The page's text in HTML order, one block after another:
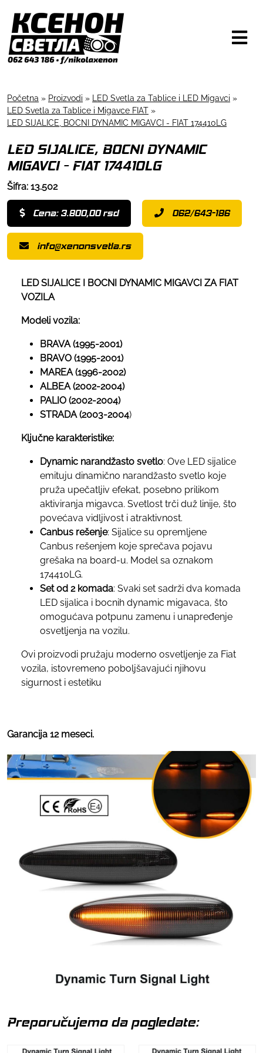
Početna » Proizvodi » LED Svetla za Tablice i LED Migavci »
LED Svetla za Tablice i Migavce FIAT »
LED SIJALICE, BOCNI DYNAMIC MIGAVCI - FIAT 174410LG
LED SIJALICE, BOCNI DYNAMIC
MIGAVCI - FIAT 174410LG
Šifra: 13.502
Cena: 3.800,00 rsd 062/643-186
info@xenonsvetla.rs
LED SIJALICE I BOCNI DYNAMIC MIGAVCI ZA FIAT
VOZILA
Modeli vozila:
BRAVA (1995-2001)
BRAVO (1995-2001)
MAREA (1996-2002)
ALBEA (2002-2004)
PALIO (2002-2004)
STRADA (2003-2004)
Ključne karakteristike:
Dynamic narandžasto svetlo: Ove LED sijalice
emituju dinamično narandžasto svetlo koje
pruža upečatljiv efekat, posebno prilikom
aktiviranja migavca. Svetlost trči duž linije, što
povećava vidljivost i atraktivnost.
Canbus rešenje: Sijalice su opremljene
Canbus rešenjem koje sprečava pojavu
grešaka na board-u. Model sa oznakom
174410LG.
Set od 2 komada: Svaki set sadrži dva komada
LED sijalica i bocnih dynamic migavaca, što
omogućava potpunu zamenu i unapređenje
osvetljenja na vozilu.
Ovi proizvodi pružaju moderno osvetljenje za Fiat
vozila, istovremeno poboljšavajući njihovu
sigurnost i estetiku
Garancija 12 meseci.
Preporučujemo da pogledate: